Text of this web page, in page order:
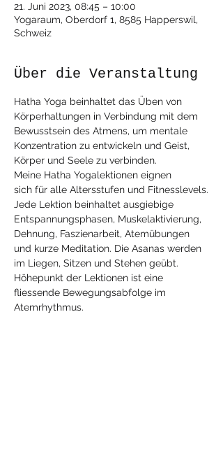
21. Juni 2023, 08:45 – 10:00
Yogaraum, Oberdorf 1, 8585 Happerswil,
Schweiz
Über die Veranstaltung
Hatha Yoga beinhaltet das Üben von
Körperhaltungen in Verbindung mit dem
Bewusstsein des Atmens, um mentale
Konzentration zu entwickeln und Geist,
Körper und Seele zu verbinden.
Meine Hatha Yogalektionen eignen
sich für alle Altersstufen und Fitnesslevels.
Jede Lektion beinhaltet ausgiebige
Entspannungsphasen, Muskelaktivierung,
Dehnung, Faszienarbeit, Atemübungen
und kurze Meditation. Die Asanas werden
im Liegen, Sitzen und Stehen geübt.
Höhepunkt der Lektionen ist eine
fliessende Bewegungsabfolge im
Atemrhythmus.